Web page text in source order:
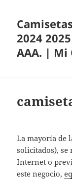
2024
AAA. | Mi
La mayoría de
solicitados),
Internet o
este negocio,